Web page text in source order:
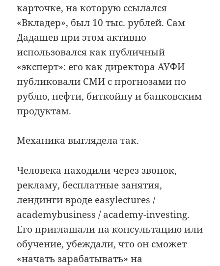
карточке, на которую ссылался
«Вкладер», был 10 тыс. рублей. Сам
Дадашев при этом активно
использовался как публичный
«эксперт»: его как директора АУФИ
публиковали СМИ с прогнозами по
рублю, нефти, биткойну и банковским
продуктам.
Механика выглядела так.
Человека находили через звонок,
рекламу, бесплатные занятия,
лендинги вроде easylectures /
academybusiness / academy-investing.
Его приглашали на консультацию или
обучение, убеждали, что он сможет
«начать зарабатывать» на